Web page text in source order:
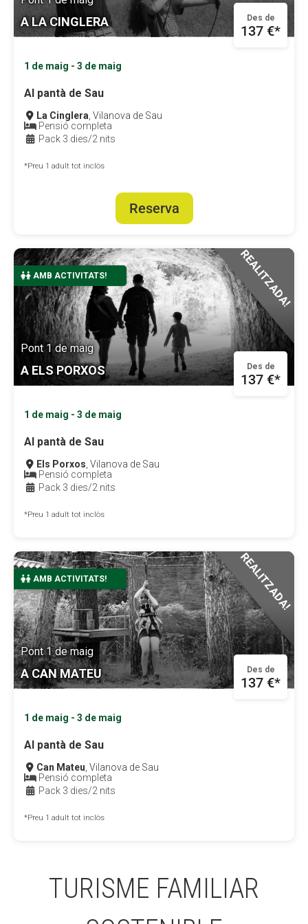
A LA CINGLERA Des de
137 €*
1 de maig - 3 de maig
Al pantà de Sau
La Cinglera , Vilanova de Sau
Pensió completa
Pack 3 dies/2 nits
*Preu 1 adult tot inclòs
Reserva
COMPLET
REALITZADA!
AMB ACTIVITATS!
Pont 1 de maig
A ELS PORXOS Des de
137 €*
1 de maig - 3 de maig
Al pantà de Sau
Els Porxos , Vilanova de Sau
Pensió completa
Pack 3 dies/2 nits
*Preu 1 adult tot inclòs
COMPLET
REALITZADA!
AMB ACTIVITATS!
Pont 1 de maig
A CAN MATEU Des de
137 €*
1 de maig - 3 de maig
Al pantà de Sau
Can Mateu , Vilanova de Sau
Pensió completa
Pack 3 dies/2 nits
*Preu 1 adult tot inclòs
TURISME FAMILIAR
Fundesplai als mitjans
COL·LABORA
Fes voluntariat
Fes un donatiu
Treballa amb nosaltres
Fundesplai als mitjans
COL·LABORA
Fes voluntariat
Fes un donatiu
Treballa amb nosaltres